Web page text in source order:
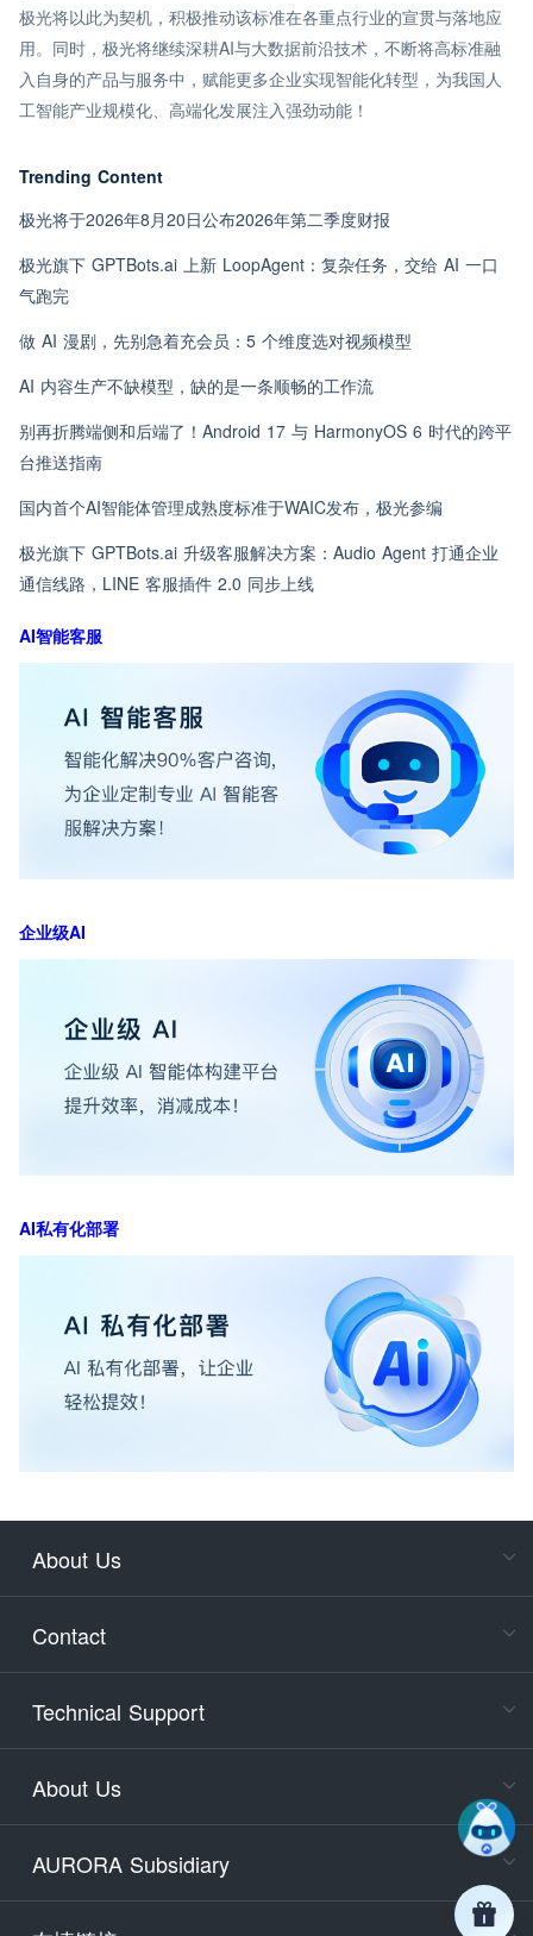
极光将以此为契机，积极推动该标准在各重点行业的宣贯与落地应
用。同时，极光将继续深耕AI与大数据前沿技术，不断将高标准融
入自身的产品与服务中，赋能更多企业实现智能化转型，为我国人
工智能产业规模化、高端化发展注入强劲动能！
Trending Content
极光将于2026年8月20日公布2026年第二季度财报
极光旗下 GPTBots.ai 上新 LoopAgent：复杂任务，交给 AI 一口
气跑完
做 AI 漫剧，先别急着充会员：5 个维度选对视频模型
AI 内容生产不缺模型，缺的是一条顺畅的工作流
别再折腾端侧和后端了！Android 17 与 HarmonyOS 6 时代的跨平
台推送指南
国内首个AI智能体管理成熟度标准于WAIC发布，极光参编
极光旗下 GPTBots.ai 升级客服解决方案：Audio Agent 打通企业
通信线路，LINE 客服插件 2.0 同步上线
AI智能客服
企业级AI
AI私有化部署
About Us
Contact
Technical Support
About Us
AURORA Subsidiary
days)
9:30-
Email